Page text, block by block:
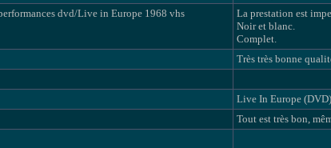
dvd/Live in Europe 1968 vhs
La prestation est
Noir et blanc.
Complet.
Très très bonne
Live In Europe
Tout est très bon,